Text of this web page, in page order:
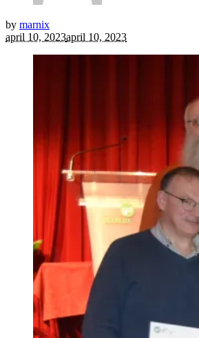
by marnix
april 10, 2023april 10, 2023